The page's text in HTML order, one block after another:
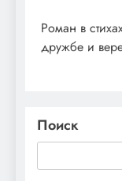
Роман в
дружбе и
Поиск